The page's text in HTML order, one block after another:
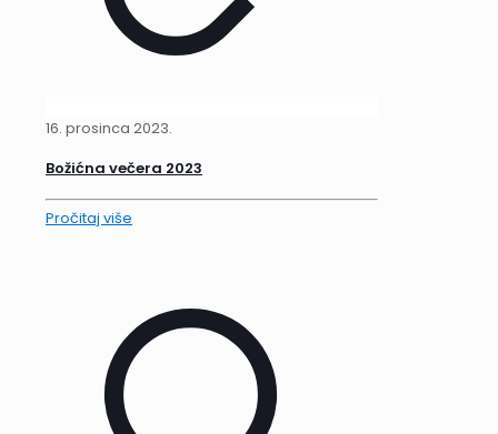
16. prosinca 2023.
Božićna večera 2023
Pročitaj više